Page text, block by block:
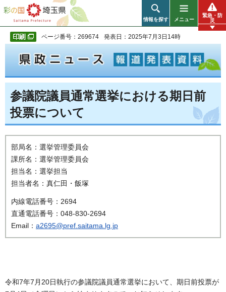
彩の国 埼玉県
情報を探す メニュー
緊急・防
災
ページ番号：269674 発表日：2025年7月3日14時
参議院議員通常選挙における期日前
投票について
部局名：選挙管理委員会
課所名：選挙管理委員会
担当名：選挙担当
担当者名：真仁田・飯塚
内線電話番号：2694
直通電話番号：048-830-2694
Email： a2695@pref.saitama.lg.jp
令和7年7月20日執行の参議院議員通常選挙において、期日前投票が